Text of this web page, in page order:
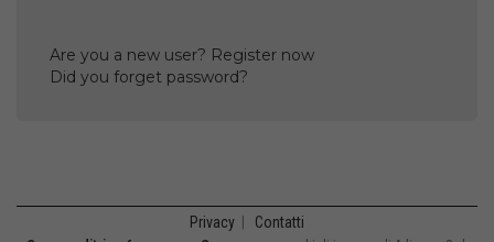
Are you a new user? Register now
Did you forget password?
Privacy Contatti